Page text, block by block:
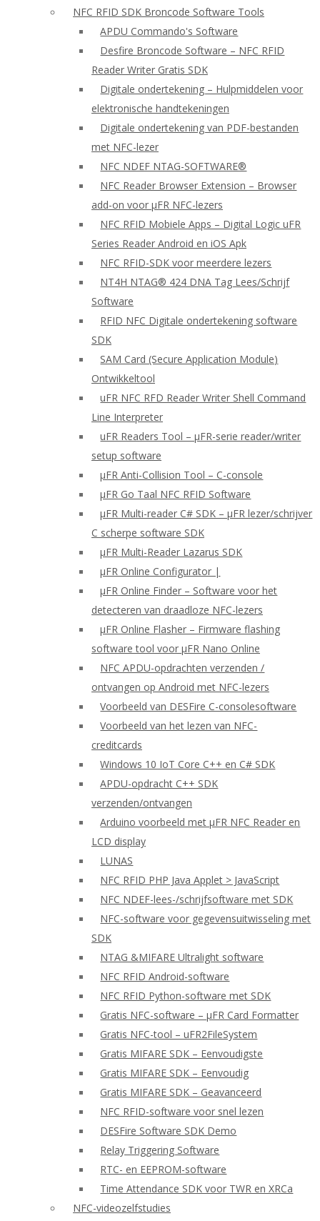
NFC RFID SDK Broncode Software Tools
APDU Commando's Software
Desfire Broncode Software – NFC RFID
Reader Writer Gratis SDK
Digitale ondertekening – Hulpmiddelen voor
elektronische handtekeningen
Digitale ondertekening van PDF-bestanden
met NFC-lezer
NFC NDEF NTAG-SOFTWARE®
NFC Reader Browser Extension – Browser
add-on voor μFR NFC-lezers
NFC RFID Mobiele Apps – Digital Logic uFR
Series Reader Android en iOS Apk
NFC RFID-SDK voor meerdere lezers
NT4H NTAG® 424 DNA Tag Lees/Schrijf
Software
RFID NFC Digitale ondertekening software
SDK
SAM Card (Secure Application Module)
Ontwikkeltool
uFR NFC RFD Reader Writer Shell Command
Line Interpreter
uFR Readers Tool – μFR-serie reader/writer
setup software
μFR Anti-Collision Tool – C-console
μFR Go Taal NFC RFID Software
μFR Multi-reader C# SDK – μFR lezer/schrijver
C scherpe software SDK
μFR Multi-Reader Lazarus SDK
μFR Online Configurator |
μFR Online Finder – Software voor het
detecteren van draadloze NFC-lezers
μFR Online Flasher – Firmware flashing
software tool voor μFR Nano Online
NFC APDU-opdrachten verzenden /
ontvangen op Android met NFC-lezers
Voorbeeld van DESFire C-consolesoftware
Voorbeeld van het lezen van NFC-
creditcards
Windows 10 IoT Core C++ en C# SDK
APDU-opdracht C++ SDK
verzenden/ontvangen
Arduino voorbeeld met μFR NFC Reader en
LCD display
LUNAS
NFC RFID PHP Java Applet > JavaScript
NFC NDEF-lees-/schrijfsoftware met SDK
NFC-software voor gegevensuitwisseling met
SDK
NTAG &MIFARE Ultralight software
NFC RFID Android-software
NFC RFID Python-software met SDK
Gratis NFC-software – μFR Card Formatter
Gratis NFC-tool – uFR2FileSystem
Gratis MIFARE SDK – Eenvoudigste
Gratis MIFARE SDK – Eenvoudig
Gratis MIFARE SDK – Geavanceerd
NFC RFID-software voor snel lezen
DESFire Software SDK Demo
Relay Triggering Software
RTC- en EEPROM-software
Time Attendance SDK voor TWR en XRCa
NFC-videozelfstudies